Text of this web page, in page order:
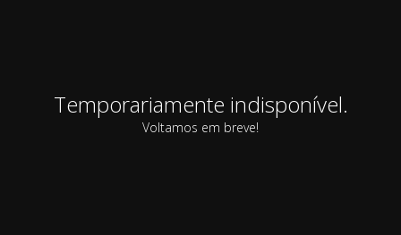
Temporariamente indisponível.
Voltamos em breve!